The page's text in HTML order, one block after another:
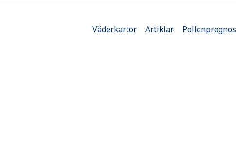
Väderkartor Artiklar Pollenprognos